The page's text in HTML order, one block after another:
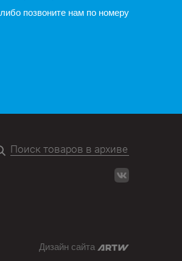
либо позвоните нам по номеру
Дизайн сайта